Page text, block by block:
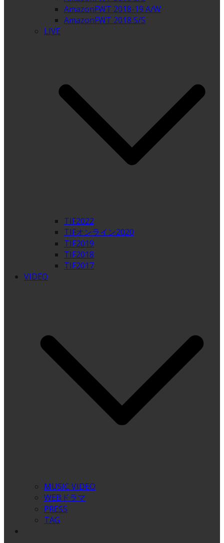
AmazonFWT 2018-19 A/W
AmazonFWT 2018 S/S
LIVE
TIF2022
TIFオンライン2020
TIF2019
TIF2018
TIF2017
VIDEO
MUSIC VIDEO
WEBドラマ
PRESS
TAG